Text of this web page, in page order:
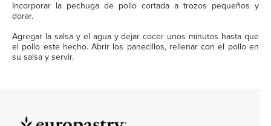
Incorporar la pechuga de pollo cortada a trozos pequeños y
dorar.
Agregar la salsa y el agua y dejar cocer unos minutos hasta que
el pollo este hecho. Abrir los panecillos, rellenar con el pollo en
su salsa y servir.